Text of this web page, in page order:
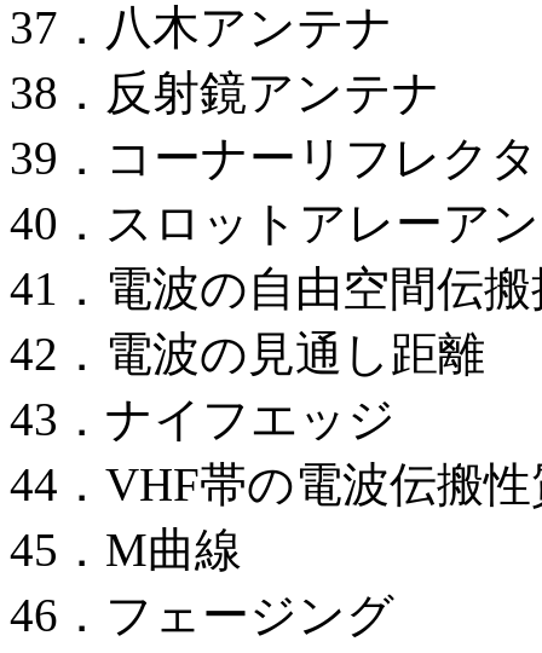
37．八木アンテナ
38．反射鏡アンテナ
39．コーナーリフレク
40．スロットアレーア
41．電波の自由空間伝
42．電波の見通し距離
43．ナイフエッジ
44．VHF帯の電波伝搬性
45．M曲線
46．フェージング